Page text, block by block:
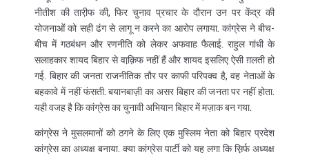
नीतीश की तारी़फ की, फिर चुनाव प्रचार के दौरान उन पर केंद्र की
योजनाओं को सही ढंग से लागू न करने का आरोप लगाया. कांग्रेस ने बीच-
बीच में गठबंधन और रणनीति को लेकर अफवाह फैलाई. राहुल गांधी के
सलाहकार शायद बिहार से वाक़ि़फ नहीं हैं और शायद इसलिए ऐसी ग़लती हो
गई. बिहार की जनता राजनीतिक तौर पर काफी परिपक्व है, वह नेताओं के
बहकावे में नहीं फंसती. बयानबाज़ी का असर बिहार की जनता पर नहीं होता.
यही वजह है कि कांग्रेस का चुनावी अभियान बिहार में मज़ाक बन गया.
कांग्रेस ने मुसलमानों को ठगने के लिए एक मुस्लिम नेता को बिहार प्रदेश
कांग्रेस का अध्यक्ष बनाया. क्या कांग्रेस पार्टी को यह लगा कि स़िर्फ अध्यक्ष